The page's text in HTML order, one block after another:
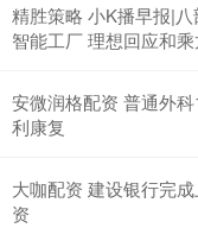
精胜策略 小K播早报|
智能工厂 理想回应和
安微润格配资 普通外
利康复
大咖配资 建设银行完
资